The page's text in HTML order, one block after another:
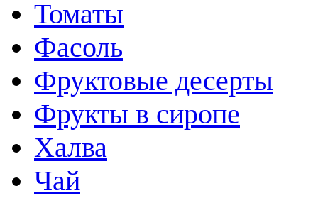
Томаты
Фасоль
Фруктовые десерты
Фрукты в сиропе
Халва
Чай